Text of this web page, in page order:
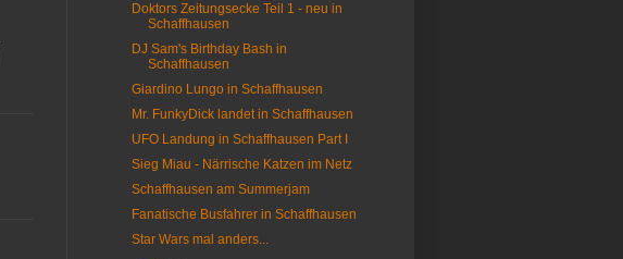
Doktors Zeitungsecke Teil 1 - neu in
Schaffhausen
DJ Sam's Birthday Bash in
Schaffhausen
Giardino Lungo in Schaffhausen
Mr. FunkyDick landet in Schaffhausen
UFO Landung in Schaffhausen Part I
Sieg Miau - Närrische Katzen im Netz
Schaffhausen am Summerjam
Fanatische Busfahrer in Schaffhausen
Star Wars mal anders...